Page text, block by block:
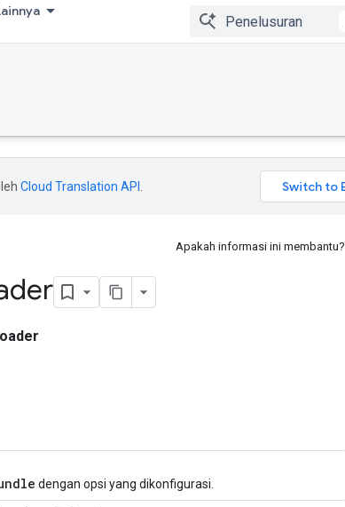
Cloud Translation API
Apakah informasi ini membantu?
dengan opsi yang dikonfigurasi.